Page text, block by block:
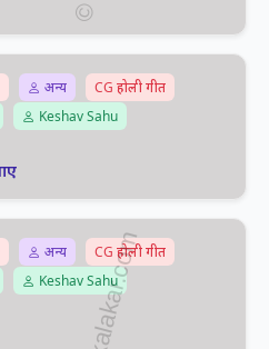
अन्य
CG होली गीत
Keshav Sahu
अन्य
CG होली गीत
Keshav Sahu